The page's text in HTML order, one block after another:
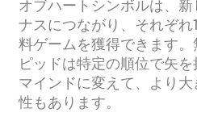
オブハートシンボルは、
ナスにつながり、それぞれ
料ゲームを獲得できます
ピッドは特定の順位で矢
マインドに変えて、より
性もあります。